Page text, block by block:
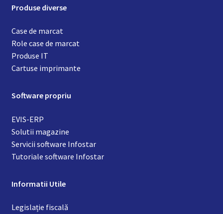
Produse diverse
Case de marcat
Role case de marcat
Produse IT
Cartuse imprimante
Software propriu
EVIS-ERP
Solutii magazine
Servicii software Infostar
Tutoriale software Infostar
Informatii Utile
Legislație fiscală